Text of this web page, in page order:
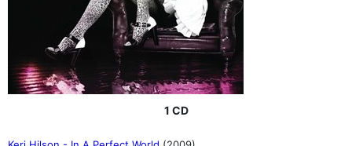
1 CD